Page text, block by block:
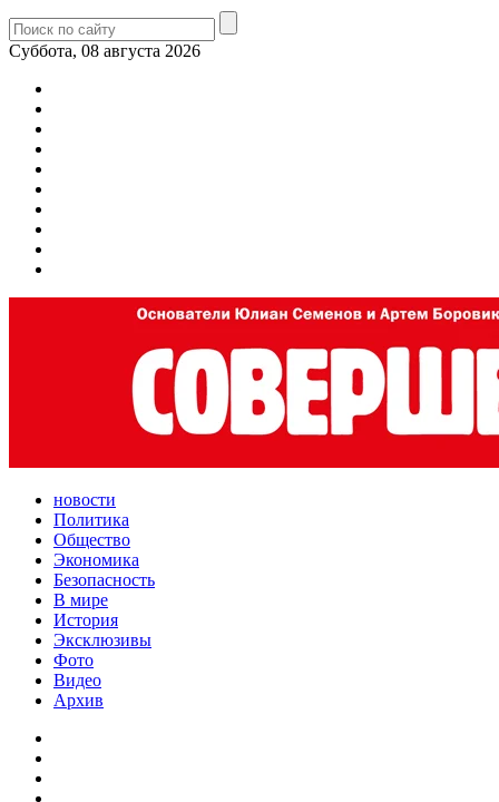
Суббота, 08 августа 2026
новости
Политика
Общество
Экономика
Безопасность
В мире
История
Эксклюзивы
Фото
Видео
Архив